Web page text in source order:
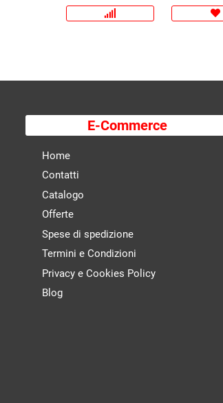
E-Commerce
Home
Contatti
Catalogo
Offerte
Spese di spedizione
Termini e Condizioni
Privacy e Cookies Policy
Blog